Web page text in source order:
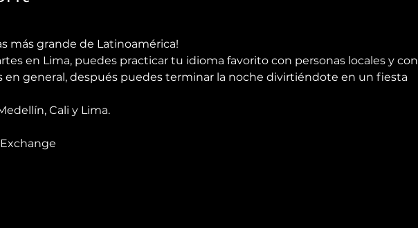
más grande de Latinoamérica!
en Lima, puedes practicar tu idioma favorito con personas locales y con
en general, después puedes terminar la noche divirtiéndote en un fiesta
Cali y Lima.